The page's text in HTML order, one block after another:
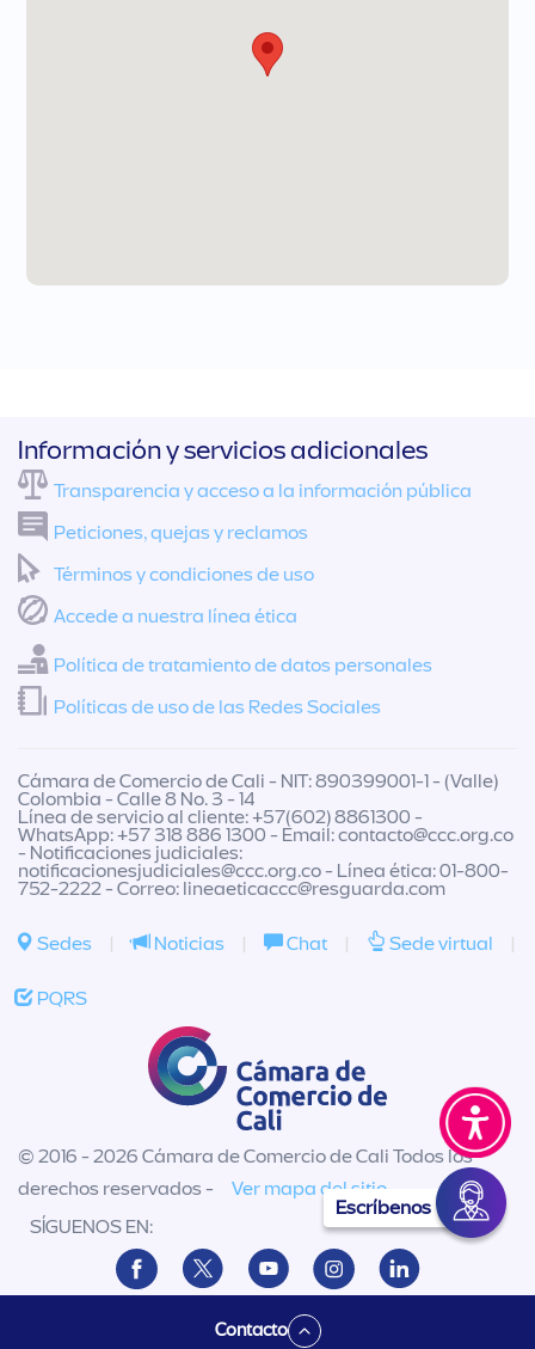
Contacto
Escríbenos
Información y servicios adicionales
Transparencia y acceso a la información pública
Peticiones, quejas y reclamos
Términos y condiciones de uso
Accede a nuestra línea ética
Política de tratamiento de datos personales
Políticas de uso de las Redes Sociales
Cámara de Comercio de Cali - NIT: 890399001-1 - (Valle)
Colombia - Calle 8 No. 3 - 14
Línea de servicio al cliente: +57(602) 8861300 -
WhatsApp: +57 318 886 1300 - Email:contacto@ccc.org.co
- Notificaciones judiciales:
notificacionesjudiciales@ccc.org.co- Línea ética: 01-800-
752-2222 - Correo: lineaeticaccc@resguarda.com
Sedes | Noticias | Chat | Sede virtual |
PQRS
© 2016 - 2026 Cámara de Comercio de Cali Todos los
derechos reservados -
Ver mapa del sitio
SÍGUENOS EN: